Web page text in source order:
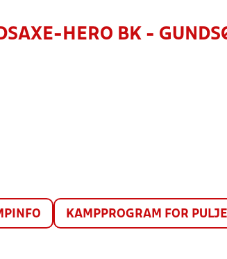
HERO BK -
KAMPPROGRAM FOR PULJE